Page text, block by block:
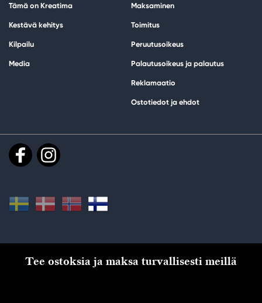
Tämä on Kreatima
Kestävä kehitys
Kilpailu
Media
Maksaminen
Toimitus
Peruutusoikeus
Palautusoikeus ja palautus
Reklamaatio
Ostotiedot ja ehdot
Tee ostoksia ja maksa turvallisesti meillä